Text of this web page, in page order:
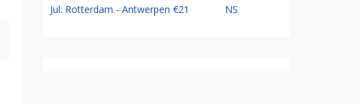
Jul: Rotterdam - Antwerpen €21 NS